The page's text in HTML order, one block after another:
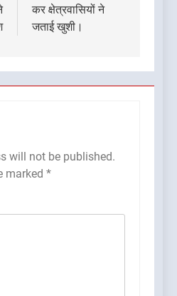
कर क्षेत्रवासियों ने
जताई खुशी।
will not be published.
marked *